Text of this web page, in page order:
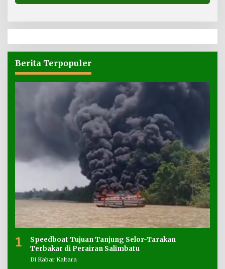
Berita Terpopuler
1
Speedboat Tujuan Tanjung Selor-Tarakan
Terbakar di Perairan Salimbatu
Di Kabar Kaltara